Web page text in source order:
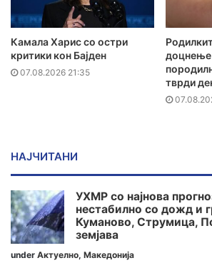
Камала Харис со остри
критики кон Бајден
07.08.2026 21:35
доцнење
тврди
НАЈЧИТАНИ
УХМР со најнова
нестабилно со дожд и
Куманово, Струмица,
земјава
under Актуелно, Македонија